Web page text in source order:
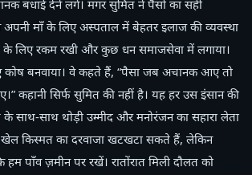
बधाई देने लगे। मगर सुमित ने पैसों का सही
अपनी माँ के लिए अस्पताल में बेहतर इलाज की व्यवस्था
के लिए रकम रखी और कुछ धन समाजसेवा में लगाया।
कोष बनवाया। वे कहते हैं, “पैसा जब अचानक आए तो
कहानी सिर्फ सुमित की नहीं है। यह हर उस इंसान की
साथ-साथ थोड़ी उम्मीद और मनोरंजन का सहारा लेता
किस्मत का दरवाजा खटखटा सकते हैं, लेकिन
पाँव ज़मीन पर रखें। रातोंरात मिली दौलत को